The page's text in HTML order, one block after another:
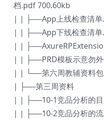
档.pdf 700.60kb
| | ├──App上线检查清单
| | ├──App下线检查清单
| |
| | ├──PRD模板示意勿
| | └──第六周教辅资料
| ├──第三周资料
| | ├──10-1竞品分析的
| | ├──10-2竞品分析的